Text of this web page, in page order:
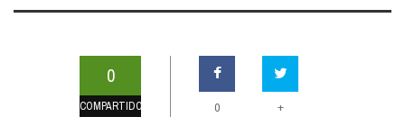
0
COMPARTIDOS 0 +